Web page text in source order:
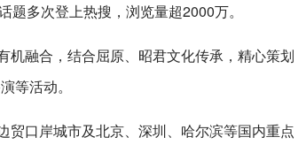
题多次登上热搜，浏览量超2000万。
机融合，结合屈原、昭君文化传承，精心策划
等活动。
贸口岸城市及北京、深圳、哈尔滨等国内重点